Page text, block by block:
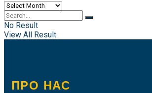
Archives
No Result
View All Result
ПРО НАС